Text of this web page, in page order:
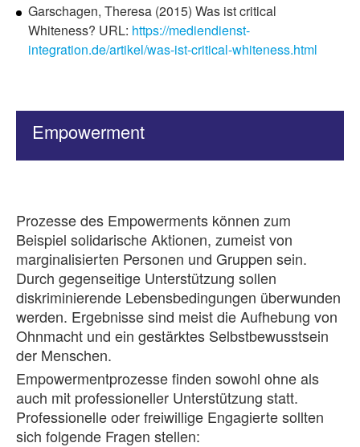
Garschagen, Theresa (2015) Was ist critical
Whiteness? URL: https://mediendienst-
integration.de/artikel/was-ist-critical-whiteness.html
Empowerment
Prozesse des Empowerments können zum
Beispiel solidarische Aktionen, zumeist von
marginalisierten Personen und Gruppen sein.
Durch gegenseitige Unterstützung sollen
diskriminierende Lebensbedingungen überwunden
werden. Ergebnisse sind meist die Aufhebung von
Ohnmacht und ein gestärktes Selbstbewusstsein
der Menschen.
Empowermentprozesse finden sowohl ohne als
auch mit professioneller Unterstützung statt.
Professionelle oder freiwillige Engagierte sollten
sich folgende Fragen stellen: